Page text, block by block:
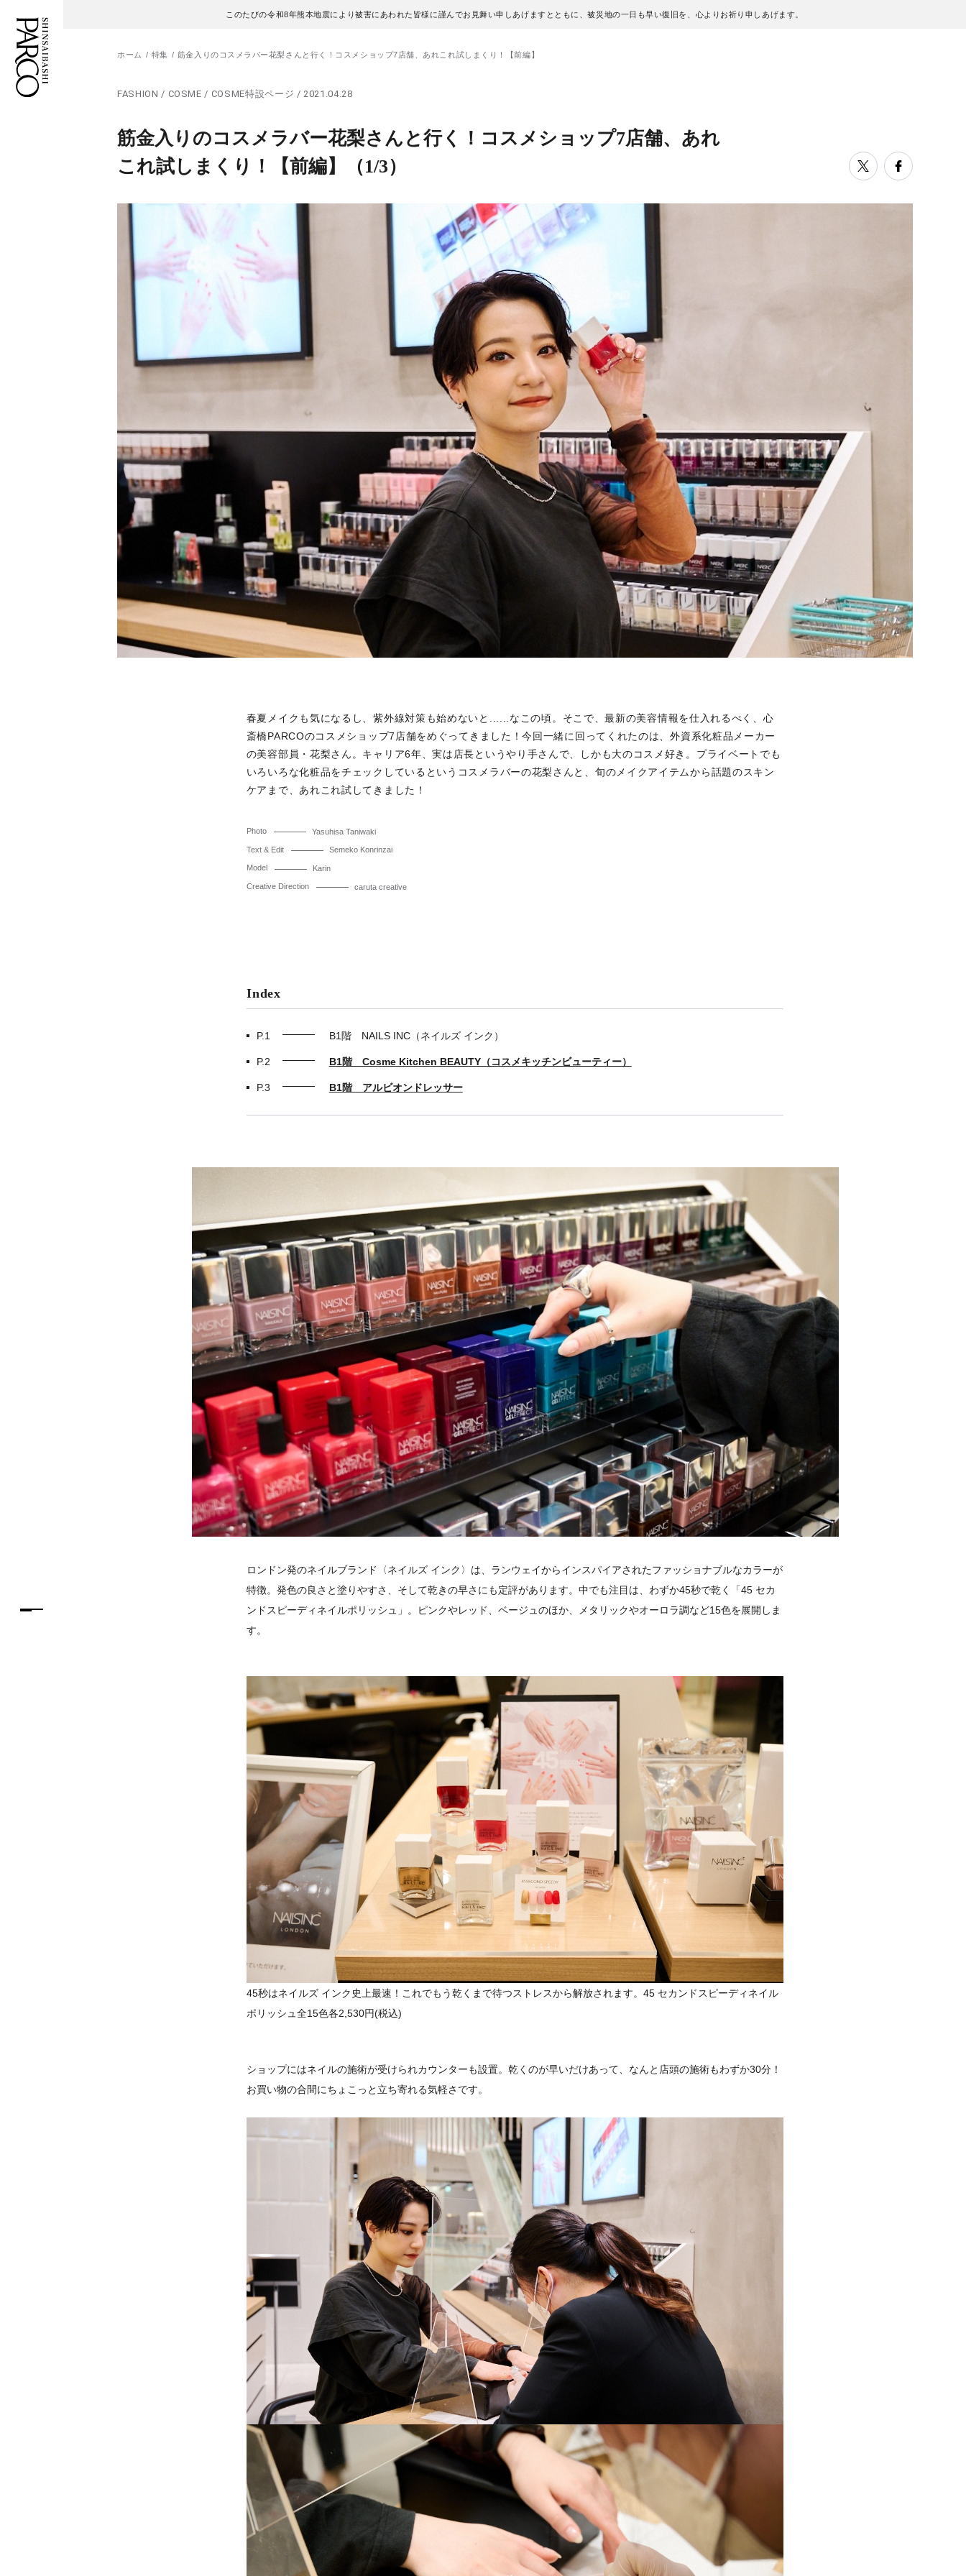
このたびの令和8年熊本地震により被害にあわれた皆様に謹んでお見舞い申しあげますとともに、被災地の一日も早い復旧を、心よりお祈り申しあげます。
施設案内・アクセス
イベント・ポップアップ
レストラン・カフェ
TAX FREE
ホーム 特集 筋金入りのコスメラバー花梨さんと行く！コスメショップ7店舗、あれこれ試しまくり！【前編】
FASHION / COSME / COSME特設ページ / 2021.04.28
筋金入りのコスメラバー花梨さんと行く！コスメショップ7店舗、あれ
これ試しまくり！【前編】
（1/3）
春夏メイクも気になるし、紫外線対策も始めないと......なこの頃。そこで、最新の美容情報を仕入れるべく、心
斎橋PARCOのコスメショップ7店舗をめぐってきました！今回一緒に回ってくれたのは、外資系化粧品メーカー
の美容部員・花梨さん。キャリア6年、実は店長というやり手さんで、しかも大のコスメ好き。プライベートでも
いろいろな化粧品をチェックしているというコスメラバーの花梨さんと、旬のメイクアイテムから話題のスキン
ケアまで、あれこれ試してきました！
Photo Yasuhisa Taniwaki
Text & Edit Semeko Konrinzai
Model Karin
Creative Direction caruta creative
Index
P.1 B1階 NAILS INC（ネイルズ インク）
P.2 B1階 Cosme Kitchen BEAUTY（コスメキッチンビューティー）
P.3 B1階 アルビオンドレッサー
ロンドン発のネイルブランド〈ネイルズ インク〉は、ランウェイからインスパイアされたファッショナブルなカラーが
特徴。発色の良さと塗りやすさ、そして乾きの早さにも定評があります。中でも注目は、わずか45秒で乾く「45 セカ
ンドスピーディネイルポリッシュ」。ピンクやレッド、ベージュのほか、メタリックやオーロラ調など15色を展開しま
す。
45秒はネイルズ インク史上最速！これでもう乾くまで待つストレスから解放されます。45 セカンドスピーディネイル
ポリッシュ全15色各2,530円(税込)
ショップにはネイルの施術が受けられカウンターも設置。乾くのが早いだけあって、なんと店頭の施術もわずか30分！
お買い物の合間にちょこっと立ち寄れる気軽さです。